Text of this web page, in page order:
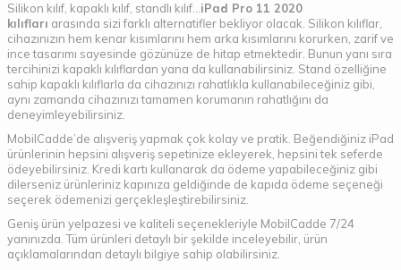
Silikon kılıf, kapaklı kılıf, standlı kılıf...iPad Pro 11 2020
kılıfları arasında sizi farklı alternatifler bekliyor olacak. Silikon kılıflar,
cihazınızın hem kenar kısımlarını hem arka kısımlarını korurken, zarif ve
ince tasarımı sayesinde gözünüze de hitap etmektedir. Bunun yanı sıra
tercihinizi kapaklı kılıflardan yana da kullanabilirsiniz. Stand özelliğine
sahip kapaklı kılıflarla da cihazınızı rahatlıkla kullanabileceğiniz gibi,
aynı zamanda cihazınızı tamamen korumanın rahatlığını da
deneyimleyebilirsiniz.
MobilCadde’de alışveriş yapmak çok kolay ve pratik. Beğendiğiniz iPad
ürünlerinin hepsini alışveriş sepetinize ekleyerek, hepsini tek seferde
ödeyebilirsiniz. Kredi kartı kullanarak da ödeme yapabileceğiniz gibi
dilerseniz ürünleriniz kapınıza geldiğinde de kapıda ödeme seçeneği
seçerek ödemenizi gerçekleşleştirebilirsiniz.
Geniş ürün yelpazesi ve kaliteli seçenekleriyle MobilCadde 7/24
yanınızda. Tüm ürünleri detaylı bir şekilde inceleyebilir, ürün
açıklamalarından detaylı bilgiye sahip olabilirsiniz.